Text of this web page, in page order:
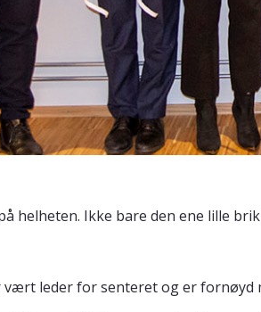
helheten. Ikke bare den ene lille
leder for senteret og er fornøyd